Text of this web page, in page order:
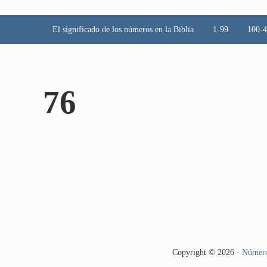
El significado de los números en la Biblia 1-99 100-
76
Copyright © 2026 ·